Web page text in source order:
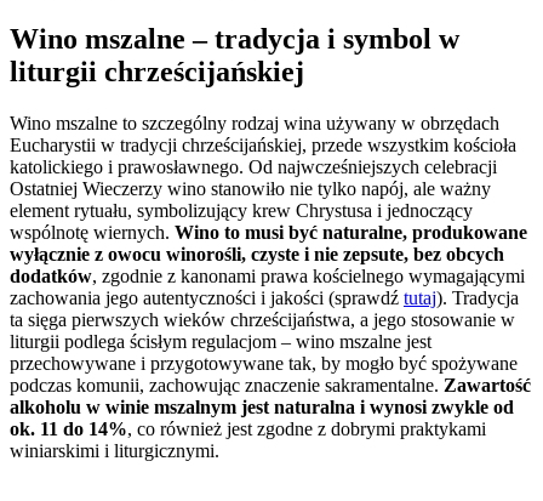
Wino mszalne – tradycja i symbol w
liturgii chrześcijańskiej
Wino mszalne to szczególny rodzaj wina używany w obrzędach
Eucharystii w tradycji chrześcijańskiej, przede wszystkim kościoła
katolickiego i prawosławnego. Od najwcześniejszych celebracji
Ostatniej Wieczerzy wino stanowiło nie tylko napój, ale ważny
element rytuału, symbolizujący krew Chrystusa i jednoczący
wspólnotę wiernych. Wino to musi być naturalne, produkowane
wyłącznie z owocu winorośli, czyste i nie zepsute, bez obcych
dodatków, zgodnie z kanonami prawa kościelnego wymagającymi
zachowania jego autentyczności i jakości (sprawdź tutaj). Tradycja
ta sięga pierwszych wieków chrześcijaństwa, a jego stosowanie w
liturgii podlega ścisłym regulacjom – wino mszalne jest
przechowywane i przygotowywane tak, by mogło być spożywane
podczas komunii, zachowując znaczenie sakramentalne. Zawartość
alkoholu w winie mszalnym jest naturalna i wynosi zwykle od
ok. 11 do 14%, co również jest zgodne z dobrymi praktykami
winiarskimi i liturgicznymi.